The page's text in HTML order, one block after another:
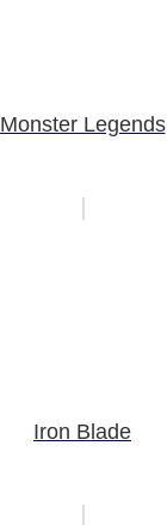
Monster Legends
Iron Blade